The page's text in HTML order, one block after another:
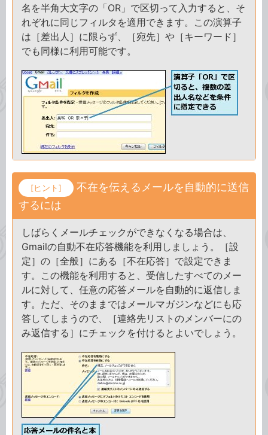
名を半角大文字の「OR」で区切って入力すると、そ
れぞれに同じフィルタを適用できます。この演算子
は［差出人］に限らず、［宛先］や［キーワード］
でも同様に利用可能です。
[ヒント]
不在を伝えるメールを自動的に送信
するには
しばらくメールチェックができなくなる場合は、
Gmailの自動不在応答機能を利用しましょう。［設
定］の［全般］にある［不在応答］で設定できま
す。この機能を利用すると、受信したすべてのメー
ルに対して、任意の応答メールを自動的に返信しま
す。ただ、そのままではメールマガジンなどにも応
答してしまうので、［連絡先リストのメンバーにの
み返信する］にチェックを付けるとよいでしょう。